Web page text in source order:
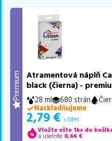
Premium
Atramentová náplň
black (čierna) -
28 ml 680 strán
Naskladňujeme
2,79 € s DPH
Vložte ešte 1ks do
a ušetríte 0,66 €